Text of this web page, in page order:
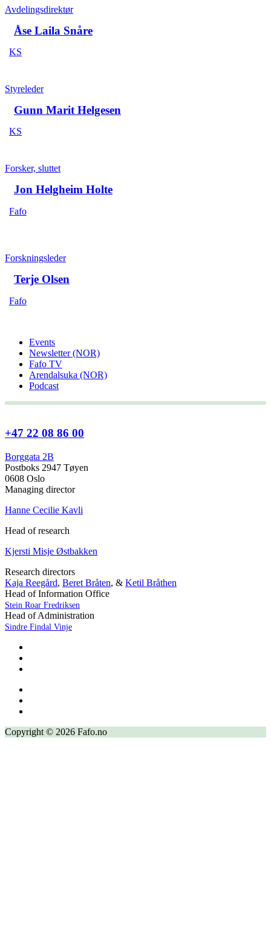
Avdelingsdirektør
Åse Laila Snåre
KS
Styreleder
Gunn Marit Helgesen
KS
Forsker, sluttet
Jon Helgheim Holte
Fafo
Forskningsleder
Terje Olsen
Fafo
Events
Newsletter (NOR)
Fafo TV
Arendalsuka (NOR)
Podcast
+47 22 08 86 00
Borggata 2B
Postboks 2947 Tøyen
0608 Oslo
Managing director
Hanne Cecilie Kavli
Head of research
Kjersti Misje Østbakken
Research directors
Kaja Reegård, Beret Bråten, & Ketil Bråthen
Head of Information Office
Stein Roar Fredriksen
Head of Administration
Sindre Findal Vinje
Copyright © 2026 Fafo.no